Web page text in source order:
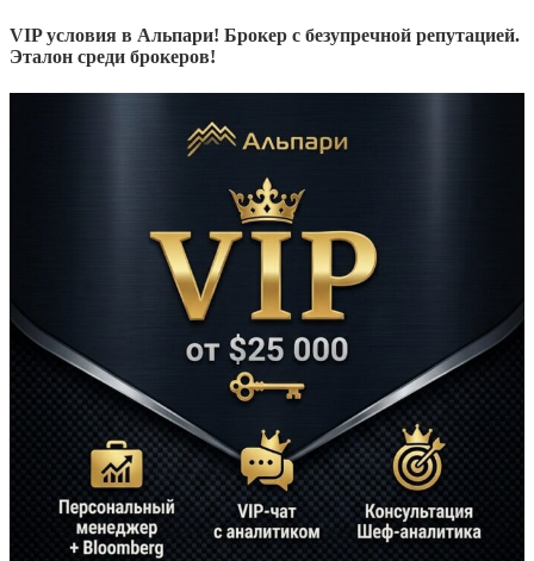
VIP условия в Альпари! Брокер с безупречной репутацией.
Эталон среди брокеров!